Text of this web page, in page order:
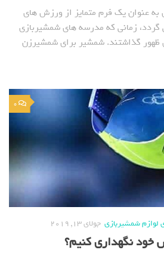
عنوان یک فرم متمایز از ورزش های
12 برمی گردد، زمانی که مدرسه های شمشیربازی
ظهور گذاشتند. شمشیر برای شمشیرزن
0
شمشیربازی جولای 13, 2019
نگهداری کنیم؟